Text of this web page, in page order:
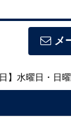
メ
】水曜日・日